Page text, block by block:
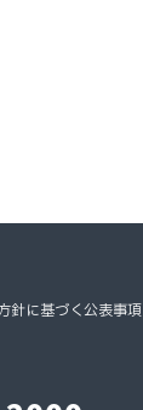
針に基づく公表事項